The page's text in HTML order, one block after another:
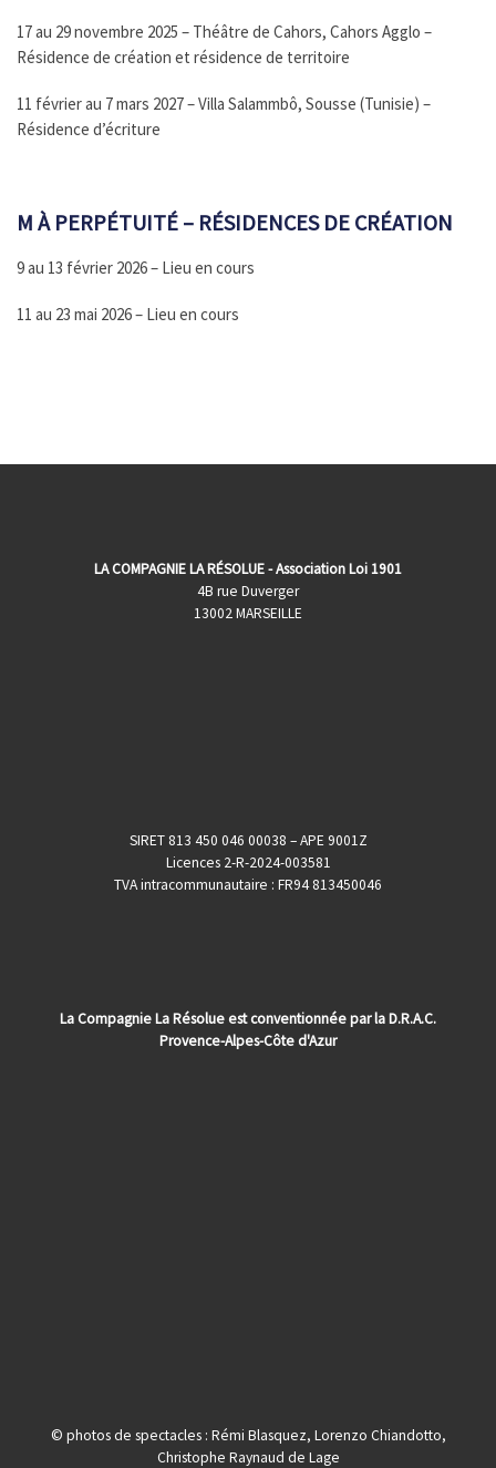
17 au 29 novembre 2025 – Théâtre de Cahors, Cahors Agglo –
Résidence de création et résidence de territoire
11 février au 7 mars 2027 – Villa Salammbô, Sousse (Tunisie) –
Résidence d’écriture
M À PERPÉTUITÉ – RÉSIDENCES DE CRÉATION
9 au 13 février 2026 – Lieu en cours
11 au 23 mai 2026 – Lieu en cours
LA COMPAGNIE LA RÉSOLUE - Association Loi 1901
4B rue Duverger
13002 MARSEILLE
SIRET 813 450 046 00038 – APE 9001Z
Licences 2-R-2024-003581
TVA intracommunautaire : FR94 813450046
La Compagnie La Résolue est conventionnée par la D.R.A.C.
Provence-Alpes-Côte d'Azur
© photos de spectacles : Rémi Blasquez, Lorenzo Chiandotto,
Christophe Raynaud de Lage